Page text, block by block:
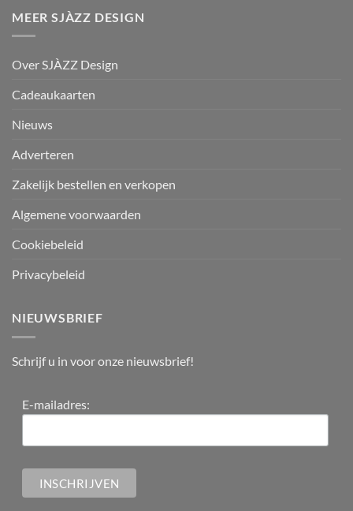
MEER SJÀZZ DESIGN
Over SJÀZZ Design
Cadeaukaarten
Nieuws
Adverteren
Zakelijk bestellen en verkopen
Algemene voorwaarden
Cookiebeleid
Privacybeleid
NIEUWSBRIEF
Schrijf u in voor onze nieuwsbrief!
E-mailadres: